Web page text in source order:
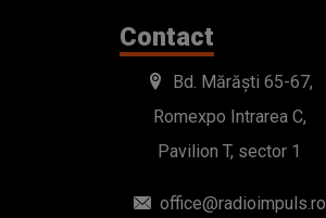
Contact
Bd. Mărăști 65-67,
Romexpo Intrarea C,
Pavilion T, sector 1
office@radioimpuls.ro